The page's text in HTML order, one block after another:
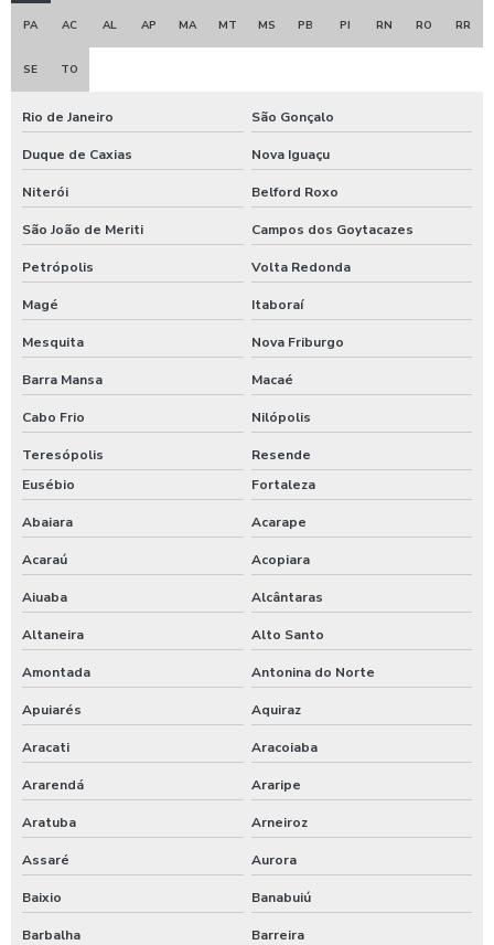
Locação de caminhão pipa ceará
Orçamento de terraplanagem
Preço aluguel de rolo compactador
Preço aluguel trator de esteira
Prestação de serviços de terraplanagem
Quanto custa serviço de terraplanagem
Serviço de cubagem ceará
Serviço de delimitação das áreas de preservação ambiental
Serviço de demarcação de árvores
Serviço de enleiramento de material lenhoso
Serviço de supressão mecânica
Serviço de terraplanagem
Serviço de topografia no ceará
Serviços de terraplanagem preço
Supressão vegetal empresas
Terraplanagem e escavação preço
Terraplanagem e locação de obra
Terraplanagem empresa
Terraplanagem para construção civil
PA AC AL AP MA MT MS PB PI RN RO RR
SE TO
Rio de Janeiro São Gonçalo
Duque de Caxias Nova Iguaçu
Niterói Belford Roxo
São João de Meriti Campos dos Goytacazes
Petrópolis Volta Redonda
Magé Itaboraí
Mesquita Nova Friburgo
Barra Mansa Macaé
Cabo Frio Nilópolis
Teresópolis
Resende
Eusébio
Fortaleza
Abaiara Acarape
Acaraú Acopiara
Aiuaba Alcântaras
Altaneira Alto Santo
Amontada Antonina do Norte
Apuiarés Aquiraz
Aracati Aracoiaba
Ararendá Araripe
Aratuba Arneiroz
Assaré Aurora
Baixio Banabuiú
Barbalha Barreira